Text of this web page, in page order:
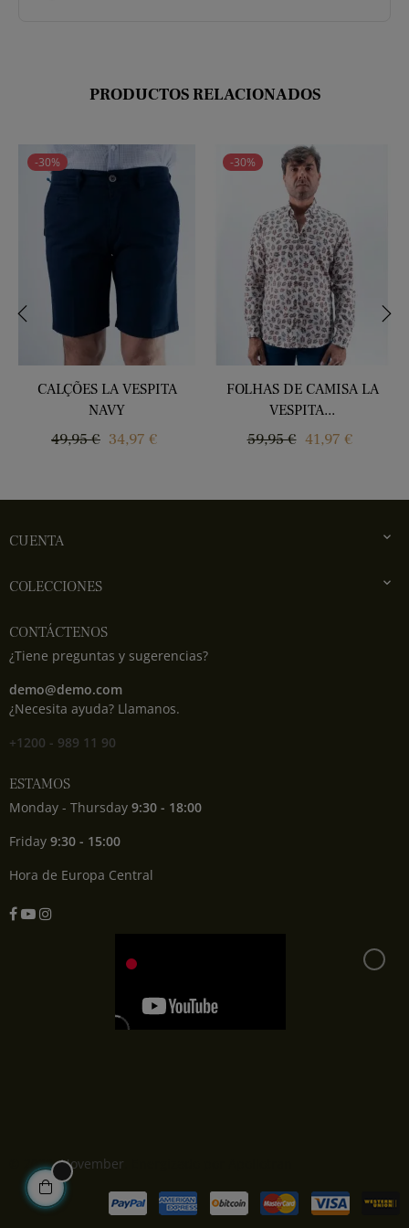
PRODUCTOS RELACIONADOS
-30%
CALÇÕES LA VESPITA
NAVY
Regular
49,95 € Price
34,97 €
-30%
FOLHAS DE CAMISA LA
VESPITA...
Regular
59,95 € Price
41,97 €
CUENTA 
COLECCIONES 
CONTÁCTENOS
¿Tiene preguntas y sugerencias?
demo@demo.com
¿Necesita ayuda? Llamanos.
+1200 - 989 11 90
ESTAMOS
Monday - Thursday 9:30 - 18:00
Friday 9:30 - 15:00
Hora de Europa Central
Facebook
YouTube
© 2022,November